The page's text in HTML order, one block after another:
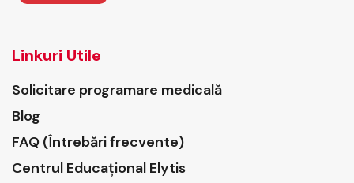
Linkuri Utile
Solicitare programare medicală
Blog
FAQ (Întrebări frecvente)
Centrul Educațional Elytis